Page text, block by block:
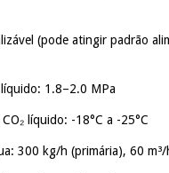
(pode atingir padrão
líquido: 1.8–2.0 MPa
líquido: -18°C a -25°C
300 kg/h (primária), 60